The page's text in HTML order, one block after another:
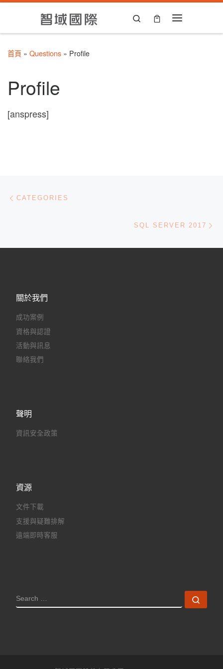
Skip to content
Search
首頁 » Questions » Profile
Profile
[anspress]
文章導航
CATEGORIES
SQL SERVER 2017
關於我們
成功案例
資格與認證
活動與訊息
聯絡我們
聲明
資訊安全政策
資源
文件下載
支援與疑難排解
遠端即時客服
SEARCH